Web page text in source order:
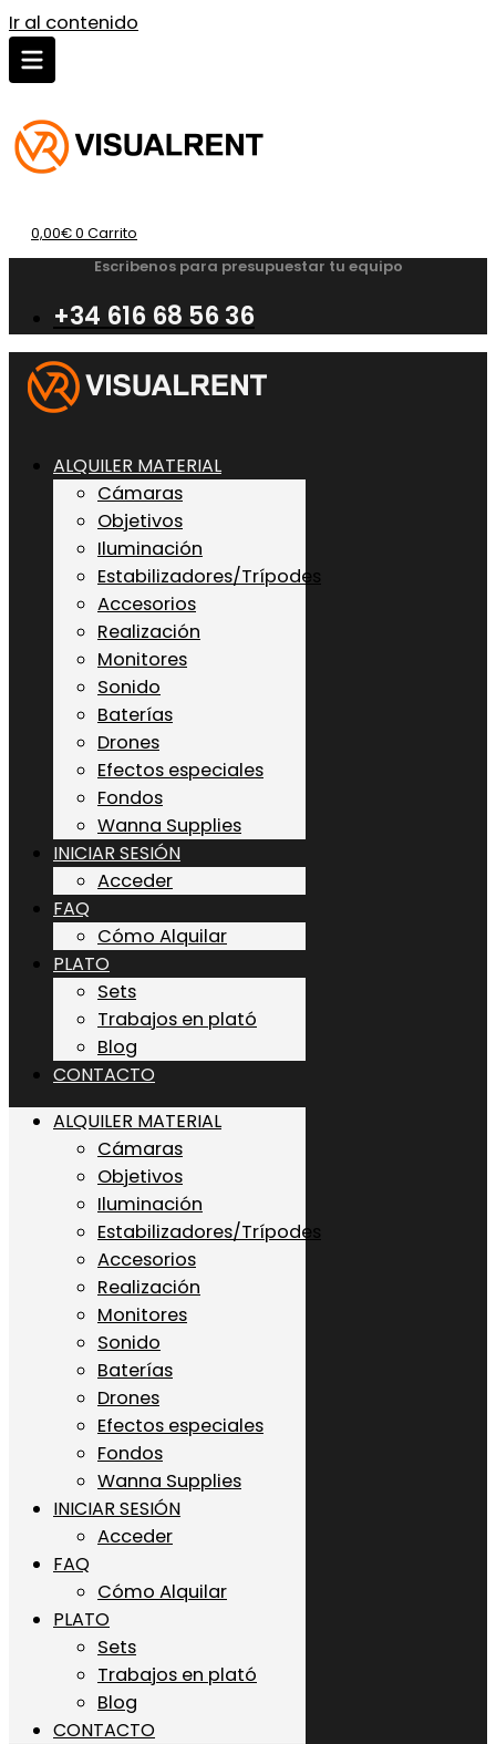
Ir al contenido
0,00€0 Carrito
Escribenos para presupuestar tu equipo
+34 616 68 56 36
ALQUILER MATERIAL
Cámaras
Objetivos
Iluminación
Estabilizadores/Trípodes
Accesorios
Realización
Monitores
Sonido
Baterías
Drones
Efectos especiales
Fondos
Wanna Supplies
INICIAR SESIÓN
Acceder
FAQ
Cómo Alquilar
PLATO
Sets
Trabajos en plató
Blog
CONTACTO
ALQUILER MATERIAL
Cámaras
Objetivos
Iluminación
Estabilizadores/Trípodes
Accesorios
Realización
Monitores
Sonido
Baterías
Drones
Efectos especiales
Fondos
Wanna Supplies
INICIAR SESIÓN
Acceder
FAQ
Cómo Alquilar
PLATO
Sets
Trabajos en plató
Blog
CONTACTO